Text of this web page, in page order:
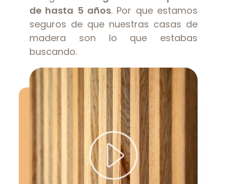
de hasta 5 años. Por que estamos
seguros de que nuestras casas de
madera son lo que estabas
buscando.